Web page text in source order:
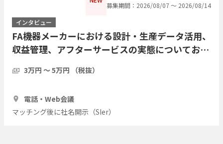
募集期間：2026/08/07 〜 2026/08/14
インタビュー
FA機器メーカーにおける設計・生産データ活用、
収益管理、アフターサービスの実態についてお伺
3万円 〜 5万円 （税抜）
電話・Web会議
マッチング後に社名開示（SIer）